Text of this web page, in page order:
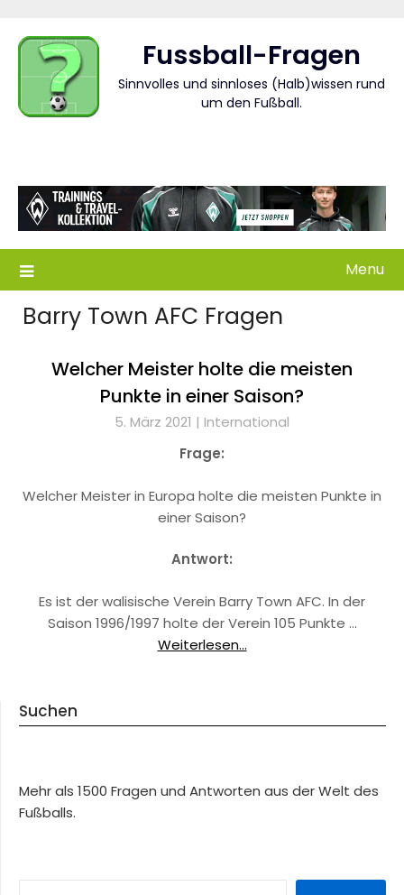
content
Fussball-Fragen
Sinnvolles und sinnloses (Halb)wissen rund
um den Fußball.
Menu
Barry Town AFC Fragen
Welcher Meister holte die meisten
Punkte in einer Saison?
5. März 2021 | International
Frage:
Welcher Meister in Europa holte die meisten Punkte in
einer Saison?
Antwort:
Es ist der walisische Verein Barry Town AFC. In der
Saison 1996/1997 holte der Verein 105 Punkte …
Weiterlesen...
Suchen
Mehr als 1500 Fragen und Antworten aus der Welt des
Fußballs.